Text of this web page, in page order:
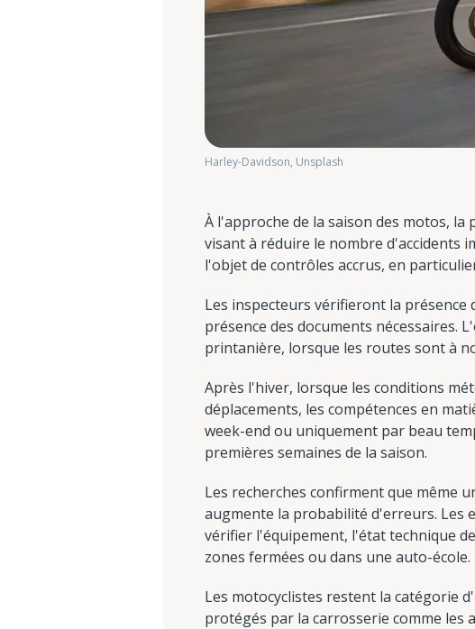
Harley-Davidson, Unsplash
À l'approche de la saison des motos,
visant à réduire le nombre d'accidents
l'objet de contrôles accrus, en
Les inspecteurs vérifieront la
présence des documents nécessaires.
printanière, lorsque les routes sont à
Après l'hiver, lorsque les conditions
déplacements, les compétences en
week-end ou uniquement par beau
premières semaines de la saison.
Les recherches confirment que même
augmente la probabilité d'erreurs. Les
vérifier l'équipement, l'état technique
zones fermées ou dans une auto-école.
Les motocyclistes restent la catégorie
protégés par la carrosserie comme les